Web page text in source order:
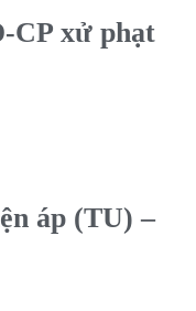
CP xử phạt
áp (TU) –